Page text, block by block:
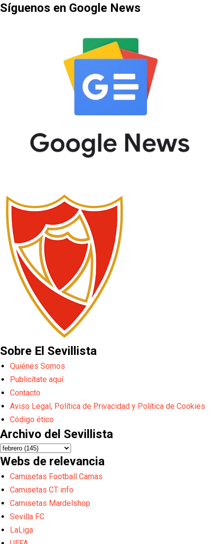
Síguenos en Google News
Sobre El Sevillista
Quiénes Somos
Publicítate aquí
Contacto
Aviso Legal, Política de Privacidad y Política de Cookies
Código ético
Archivo del Sevillista
Webs de relevancia
Camisetas Football Camas
Camisetas CT info
Camisetas Mardelshop
Sevilla FC
LaLiga